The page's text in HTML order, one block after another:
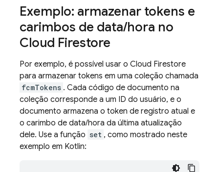
Exemplo: armazenar tokens e
carimbos de data/hora no
Cloud Firestore
Por exemplo, é possível usar o Cloud Firestore
para armazenar tokens em uma coleção chamada
fcmTokens . Cada código de documento na
coleção corresponde a um ID do usuário, e o
documento armazena o token de registro atual e
o carimbo de data/hora da última atualização
dele. Use a função set , como mostrado neste
exemplo em Kotlin: